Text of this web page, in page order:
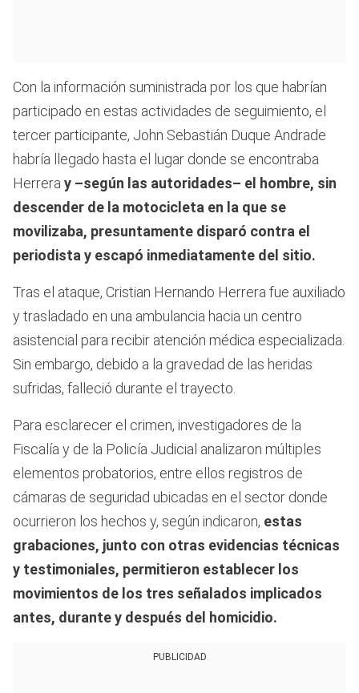
Con la información suministrada por los que habrían
participado en estas actividades de seguimiento, el
tercer participante, John Sebastián Duque Andrade
habría llegado hasta el lugar donde se encontraba
Herrera y –según las autoridades– el hombre, sin
descender de la motocicleta en la que se
movilizaba, presuntamente disparó contra el
periodista y escapó inmediatamente del sitio.
Tras el ataque, Cristian Hernando Herrera fue auxiliado
y trasladado en una ambulancia hacia un centro
asistencial para recibir atención médica especializada.
Sin embargo, debido a la gravedad de las heridas
sufridas, falleció durante el trayecto.
Para esclarecer el crimen, investigadores de la
Fiscalía y de la Policía Judicial analizaron múltiples
elementos probatorios, entre ellos registros de
cámaras de seguridad ubicadas en el sector donde
ocurrieron los hechos y, según indicaron, estas
grabaciones, junto con otras evidencias técnicas
y testimoniales, permitieron establecer los
movimientos de los tres señalados implicados
antes, durante y después del homicidio.
PUBLICIDAD